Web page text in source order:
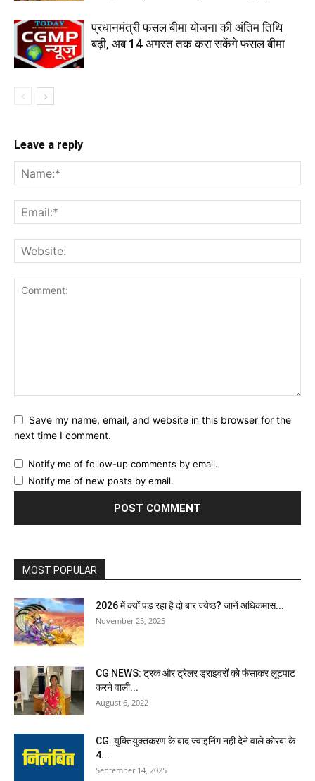
प्रधानमंत्री फसल बीमा योजना की अंतिम तिथि
बढ़ी, अब 14 अगस्त तक करा सकेंगे फसल बीमा
Leave a reply
Save my name, email, and website in this browser for the
next time I comment.
Notify me of follow-up comments by email.
Notify me of new posts by email.
MOST POPULAR
2026 में क्यों पड़ रहा है दो बार ज्येष्ठ? जानें अधिकमास...
November 25, 2025
CG NEWS: ट्रक और ट्रेलर ड्राइवरों को फंसाकर लूटपाट
करने वाली...
August 6, 2022
CG: युक्तियुक्तकरण के बाद ज्वाइनिंग नही देने वाले कोरबा के
4...
September 14, 2025